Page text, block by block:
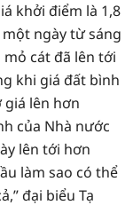
khởi điểm là 1,8
ngày từ sáng
cát đã lên tới
khi giá đất bình
lên hơn
của Nhà nước
lên tới hơn
làm sao có thể
đại biểu Tạ